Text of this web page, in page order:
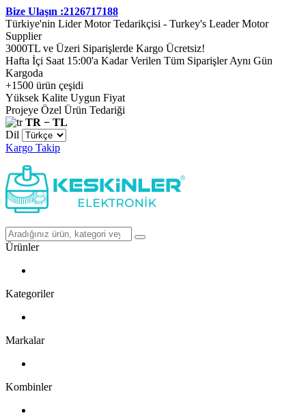
Bize Ulaşın :2126717188
Türkiye'nin Lider Motor Tedarikçisi - Turkey's Leader Motor
Supplier
3000TL ve Üzeri Siparişlerde Kargo Ücretsiz!
Hafta İçi Saat 15:00'a Kadar Verilen Tüm Siparişler Aynı Gün
Kargoda
+1500 ürün çeşidi
Yüksek Kalite Uygun Fiyat
Projeye Özel Ürün Tedariği
TR − TL
Dil
Kargo Takip
Ürünler
Kategoriler
Markalar
Kombinler